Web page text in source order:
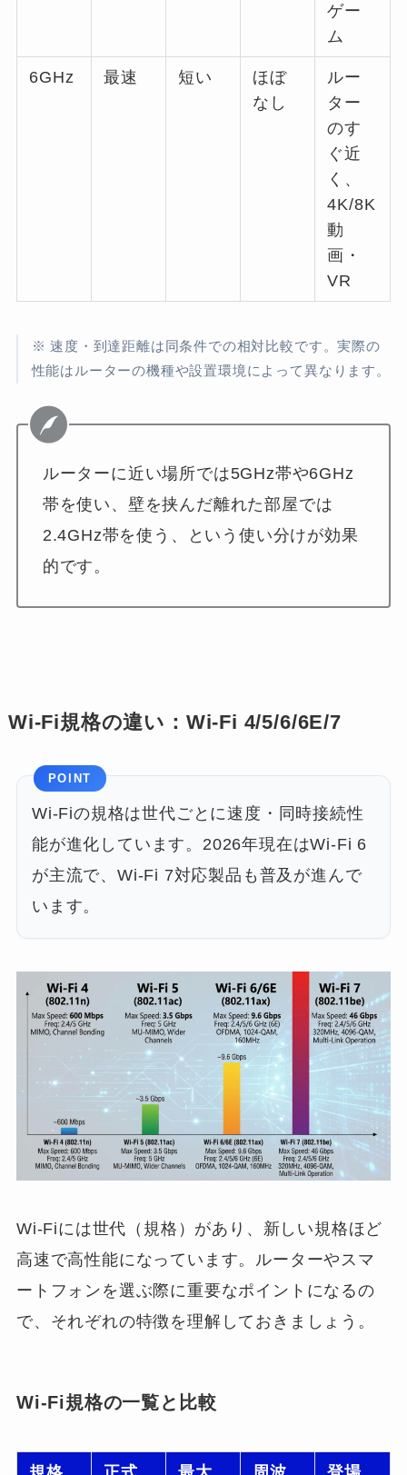
ゲー
ム
6GHz 最速 短い
ほぼ
なし
ルー
ター
のす
ぐ近
く、
4K/8K
動
画・
VR
※ 速度・到達距離は同条件での相対比較です。実際の
性能はルーターの機種や設置環境によって異なります。
ルーターに近い場所では5GHz帯や6GHz
帯を使い、壁を挟んだ離れた部屋では
2.4GHz帯を使う、という使い分けが効果
的です。
Wi-Fi規格の違い：Wi-Fi 4/5/6/6E/7
POINT
Wi-Fiの規格は世代ごとに速度・同時接続性
能が進化しています。2026年現在はWi-Fi 6
が主流で、Wi-Fi 7対応製品も普及が進んで
います。
Wi-Fiには世代（規格）があり、新しい規格ほど
高速で高性能になっています。ルーターやスマ
ートフォンを選ぶ際に重要なポイントになるの
で、それぞれの特徴を理解しておきましょう。
Wi-Fi規格の一覧と比較